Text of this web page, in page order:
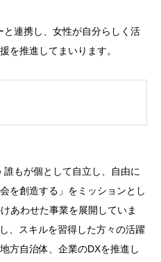
連携し、女性が自分らしく活
を推進してまいります。
もが個として自立し、自由に
を創造する」をミッションとし
あわせた事業を展開していま
、スキルを習得した方々の活躍
方自治体、企業のDXを推進し